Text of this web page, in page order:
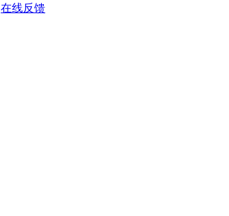
在线反馈